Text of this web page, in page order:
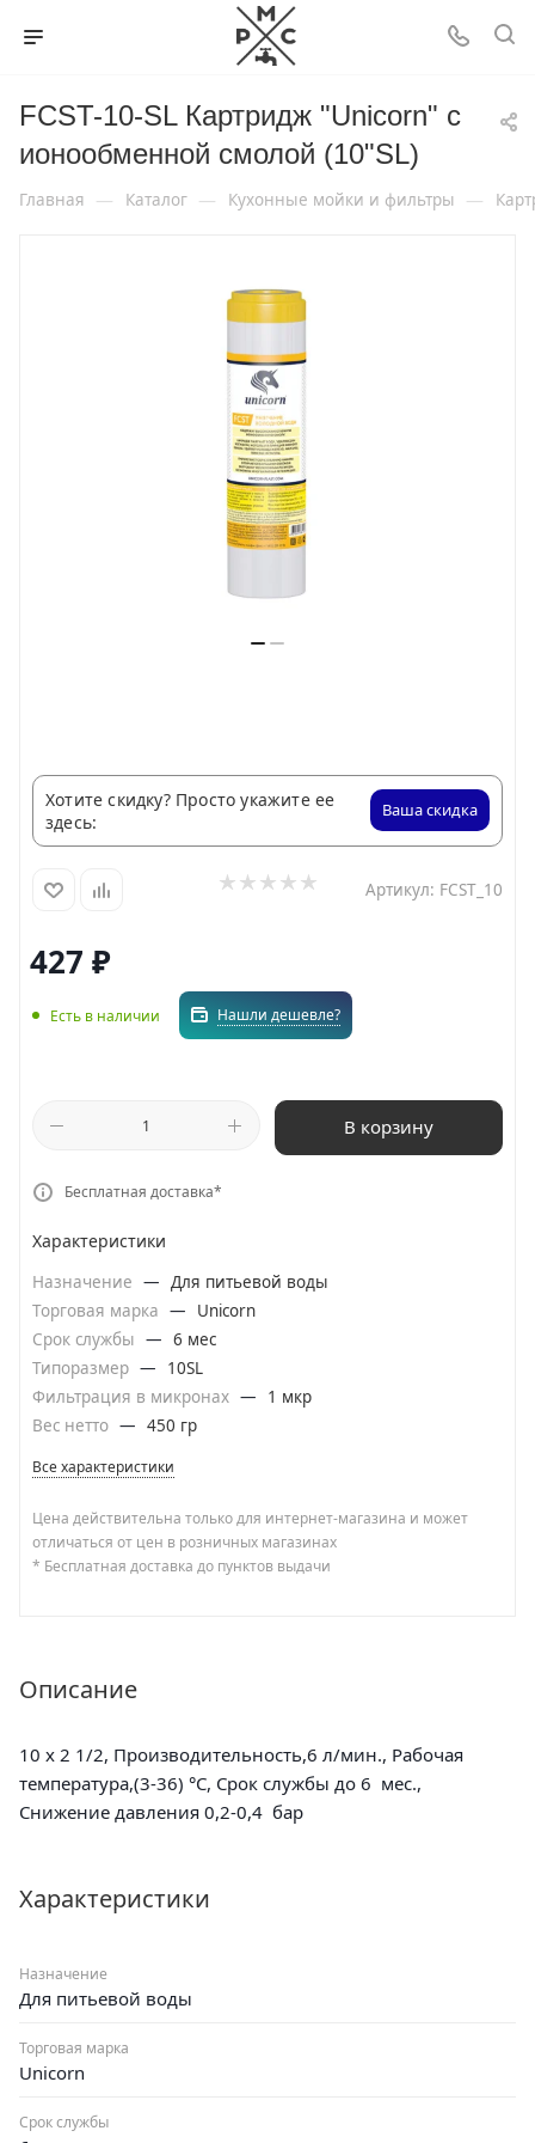
FCST-10-SL Картридж "Unicorn" с
ионообменной смолой (10"SL)
Главная — Каталог — Кухонные мойки и фильтры —
Хотите скидку? Просто укажите ее
здесь:
Ваша скидка
Артикул: FCST_10
427 ₽
Есть в наличии Нашли дешевле?
В корзину
Бесплатная доставка*
Характеристики
Назначение — Для питьевой воды
Торговая марка —
Unicorn
Срок службы — 6 мес
Типоразмер —
10SL
Фильтрация в микронах —
1 мкр
Вес нетто — 450 гр
Все характеристики
Цена действительна только для интернет-магазина и может
отличаться от цен в розничных магазинах
* Бесплатная доставка до пунктов выдачи
Описание
10 x 2 1/2, Производительность,6 л/мин., Рабочая
температура,(3-36) °С, Срок службы до 6 мес.,
Снижение давления 0,2-0,4 бар
Характеристики
Назначение
Для питьевой воды
Торговая марка
Unicorn
Срок службы